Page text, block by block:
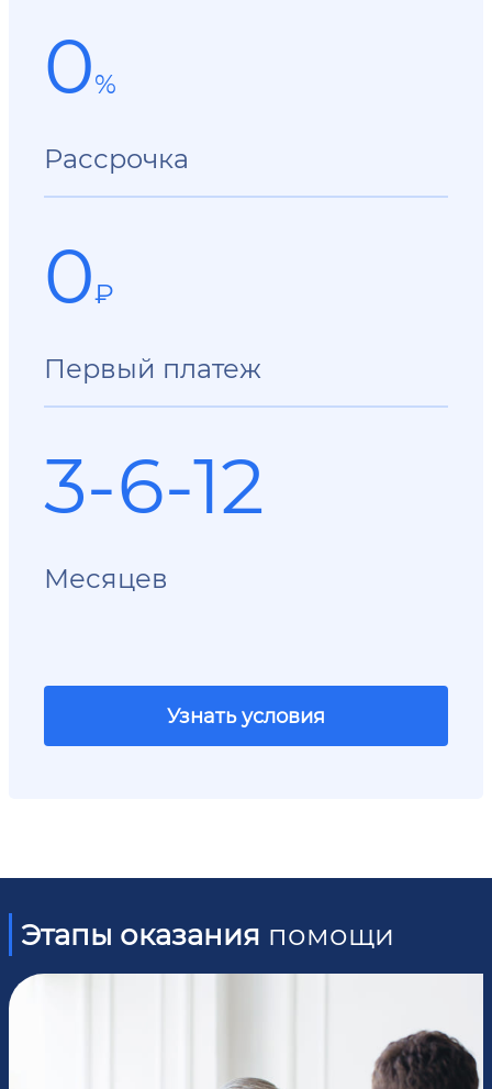
0%
Рассрочка
0₽
Первый платеж
3-6-12
Месяцев
Узнать условия
Этапы оказания помощи